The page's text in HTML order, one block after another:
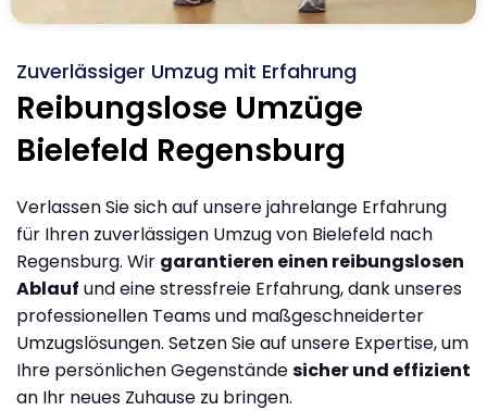
Zuverlässiger Umzug mit Erfahrung
Reibungslose Umzüge
Bielefeld Regensburg
Verlassen Sie sich auf unsere jahrelange Erfahrung
für Ihren zuverlässigen Umzug von Bielefeld nach
Regensburg. Wir garantieren einen reibungslosen
Ablauf und eine stressfreie Erfahrung, dank unseres
professionellen Teams und maßgeschneiderter
Umzugslösungen. Setzen Sie auf unsere Expertise, um
Ihre persönlichen Gegenständesicher und effizient
an Ihr neues Zuhause zu bringen.